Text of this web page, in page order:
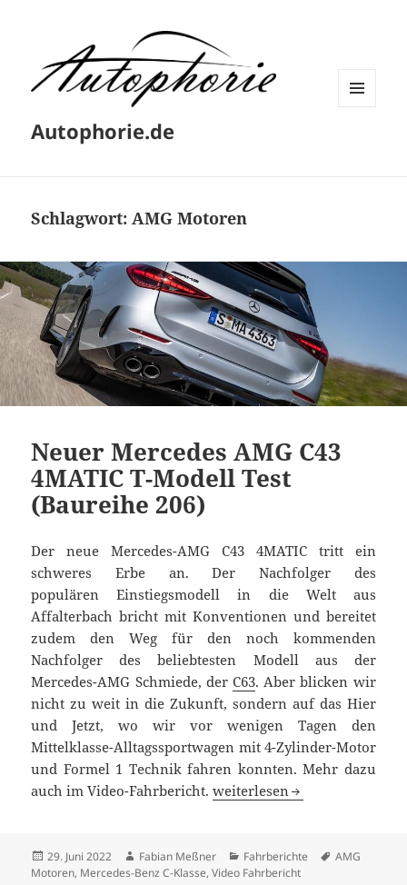
Autophorie.de
Schlagwort:AMG Motoren
Neuer Mercedes AMG C43
4MATIC T-Modell Test
(Baureihe 206)
Der neue Mercedes-AMG C43 4MATIC tritt ein
schweres Erbe an. Der Nachfolger des
populären Einstiegsmodell in die Welt aus
Affalterbach bricht mit Konventionen und bereitet
zudem den Weg für den noch kommenden
Nachfolger des beliebtesten Modell aus der
Mercedes-AMG Schmiede, der C63. Aber blicken wir
nicht zu weit in die Zukunft, sondern auf das Hier
und Jetzt, wo wir vor wenigen Tagen den
Mittelklasse-Alltagssportwagen mit 4-Zylinder-Motor
und Formel 1 Technik fahren konnten. Mehr dazu
auch im Video-Fahrbericht.Neuer Mercedes AMG C43
weiterlesen
Veröffentlicht
am
29. Juni 2022 Autor
Fabian Meßner Kategorien
Fahrberichte Schlagwörter
AMG
Motoren, Mercedes-Benz C-Klasse,Video Fahrbericht